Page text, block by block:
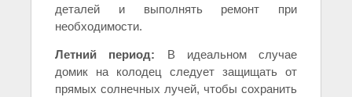
деталей и выполнять ремонт при
необходимости.
Летний период: В идеальном случае
домик на колодец следует защищать от
прямых солнечных лучей, чтобы сохранить